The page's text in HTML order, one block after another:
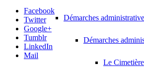
Démarches
Démarches
Le Cimetière
Facebook
Twitter
Google+
Tumblr
LinkedIn
Mail